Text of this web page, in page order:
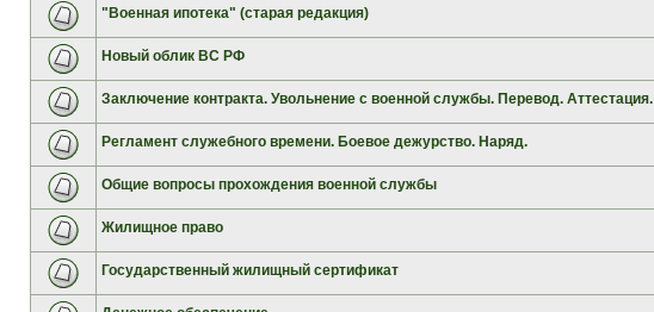
"Военная ипотека" (старая редакция)
Новый облик ВС РФ
Заключение контракта. Увольнение с военной службы. Перевод. Аттестация.
Регламент служебного времени. Боевое дежурство. Наряд.
Общие вопросы прохождения военной службы
Жилищное право
Государственный жилищный сертификат